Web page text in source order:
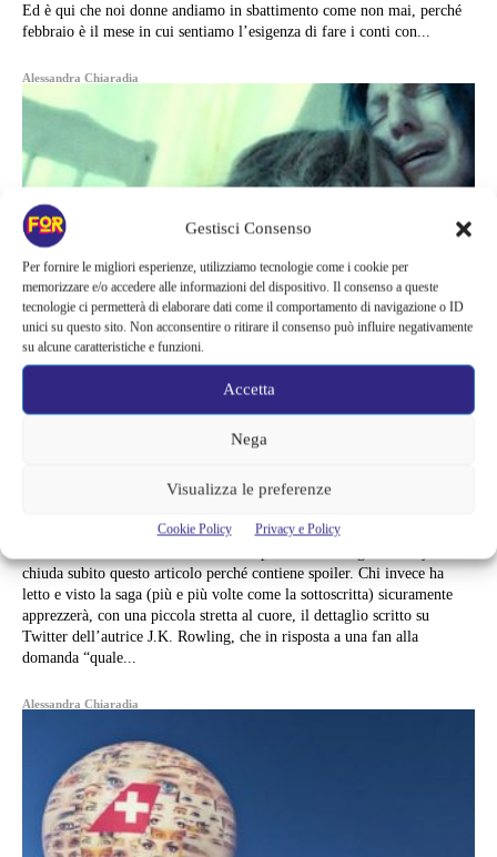
Gestisci Consenso
Per fornire le migliori esperienze, utilizziamo tecnologie come i cookie per
memorizzare e/o accedere alle informazioni del dispositivo. Il consenso a queste
tecnologie ci permetterà di elaborare dati come il comportamento di navigazione o ID
unici su questo sito. Non acconsentire o ritirare il consenso può influire negativamente
su alcune caratteristiche e funzioni.
Accetta
Nega
Visualizza le preferenze
Cookie Policy Privacy e Policy
Ed è qui che noi donne andiamo in sbattimento come non mai, perché
febbraio è il mese in cui sentiamo l’esigenza di fare i conti con...
Alessandra Chiaradia
IL PICCOLO (GRANDE) SEGRETO
chiuda subito questo articolo perché contiene spoiler. Chi invece ha
letto e visto la saga (più e più volte come la sottoscritta) sicuramente
apprezzerà, con una piccola stretta al cuore, il dettaglio scritto su
Twitter dell’autrice J.K. Rowling, che in risposta a una fan alla
domanda “quale...
Alessandra Chiaradia